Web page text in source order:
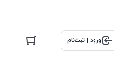
ورود | ثبت‌نام